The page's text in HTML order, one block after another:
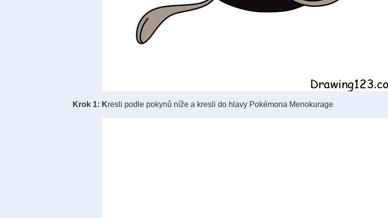
Krok 1: Kresli podle pokynů níže a kresli do hlavy Pokémona Menokurage